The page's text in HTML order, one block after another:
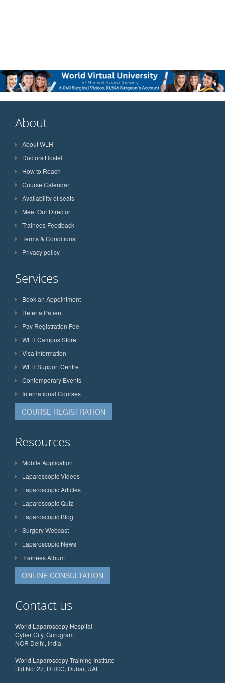
About
About WLH
Doctors Hostel
How to Reach
Course Calendar
Availability of seats
Meet Our Director
Trainees Feedback
Terms & Conditions
Privacy policy
Services
Book an Appointment
Refer a Patient
Pay Registration Fee
WLH Campus Store
Visa Information
WLH Support Centre
Contemporary Events
International Courses
COURSE REGISTRATION
Resources
Mobile Application
Laparoscopic Videos
Laparoscopic Articles
Laparoscopic Quiz
Laparoscopic Blog
Surgery Webcast
Laparoscopic News
Trainees Album
ONLINE CONSULTATION
Contact us
World Laparoscopy Hospital
Cyber City, Gurugram
NCR Delhi, India
World Laparoscopy Training Institute
Bld.No: 27, DHCC, Dubai, UAE